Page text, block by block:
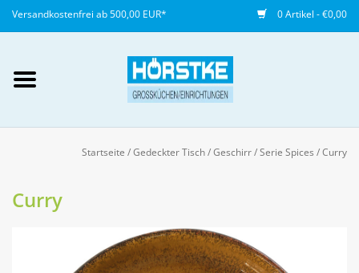
Versandkostenfrei ab 500,00 EUR* 0 Artikel - €0,00
anlegen
Gedeckter Tisch
Startseite /Gedeckter Tisch/Geschirr/Serie Spices /Curry
Curry